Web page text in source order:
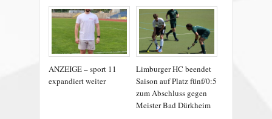
ANZEIGE – sport 11
expandiert weiter
Limburger HC beendet
Saison auf Platz fünf/0:5
zum Abschluss gegen
Meister Bad Dürkheim